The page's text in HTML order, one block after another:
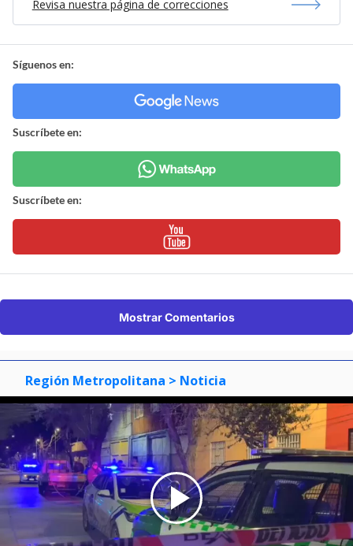
Revisa nuestra página de correcciones
Síguenos en:
Suscríbete en:
Suscríbete en:
Mostrar Comentarios
Región Metropolitana > Noticia